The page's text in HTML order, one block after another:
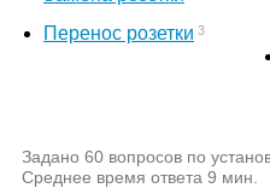
Перенос розетки 3
Задано 60 вопросов по
Среднее время ответа 9 мин.